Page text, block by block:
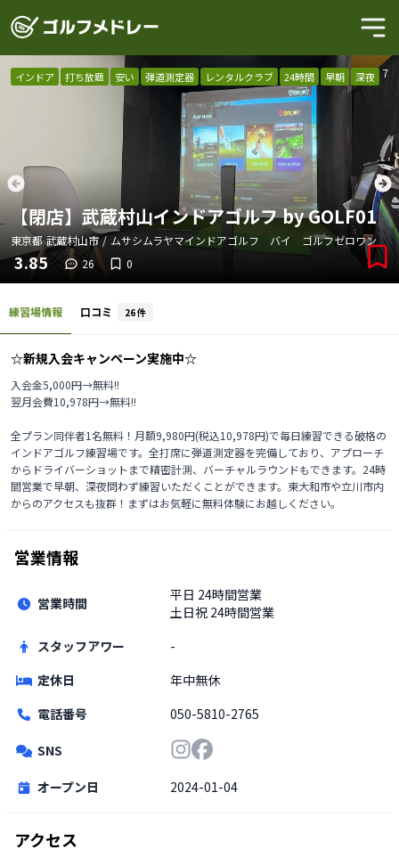
1/ 7
インドア 打ち放題 安い 弾道測定器 レンタルクラブ 24時間 早朝 深夜
【閉店】武蔵村山インドアゴルフ by GOLF01
東京都武蔵村山市 / ムサシムラヤマインドアゴルフ バイ ゴルフゼロワン
3.85 26 0
練習場情報 口コミ 26件
☆新規入会キャンペーン実施中☆
入会金5,000円→無料!!
翌月会費10,978円→無料!!
全プラン同伴者1名無料！月額9,980円(税込10,978円)で毎日練習できる破格の
インドアゴルフ練習場です。全打席に弾道測定器を完備しており、アプローチ
からドライバーショットまで精密計測、バーチャルラウンドもできます。24時
間営業で早朝、深夜問わず練習いただくことができます。東大和市や立川市内
からのアクセスも抜群！まずはお気軽に無料体験にお越しください。
営業情報
営業時間 平日 24時間営業
土日祝 24時間営業
スタッフアワー
-
定休日
年中無休
電話番号
050-5810-2765
SNS
オープン日 2024-01-04
アクセス